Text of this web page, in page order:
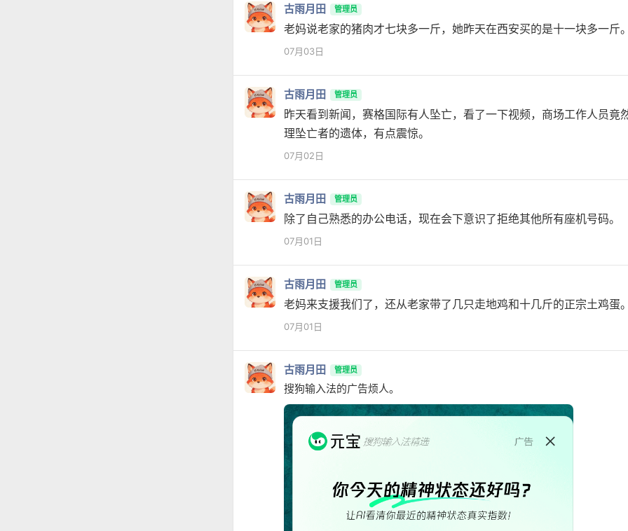
古雨月田 管理员
老妈说老家的猪肉才七块多一斤，她昨天在西安买的是十一块多一斤
07月03日
古雨月田 管理员
昨天看到新闻，赛格国际有人坠亡，看了一下视频，商场工作人员竟
理坠亡者的遗体，有点震惊。
07月02日
古雨月田 管理员
除了自己熟悉的办公电话，现在会下意识了拒绝其他所有座机号码。
07月01日
古雨月田 管理员
老妈来支援我们了，还从老家带了几只走地鸡和十几斤的正宗土鸡蛋
07月01日
古雨月田 管理员
搜狗输入法的广告烦人。